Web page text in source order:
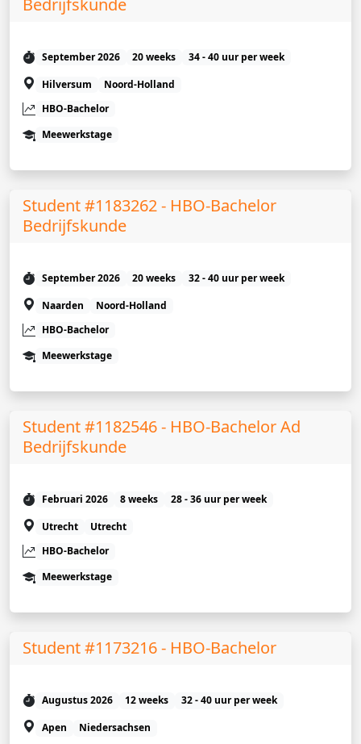
September 2026 20 weeks
34 - 40 uur per week
Hilversum
Noord-Holland
HBO-Bachelor
Meewerkstage
Student #1183262 - HBO-Bachelor
Bedrijfskunde
September 2026 20 weeks
32 - 40 uur per week
Naarden
Noord-Holland
HBO-Bachelor
Meewerkstage
Student #1182546 - HBO-Bachelor Ad
Bedrijfskunde
Februari 2026 8 weeks
28 - 36 uur per week
Utrecht
Utrecht
HBO-Bachelor
Meewerkstage
Student #1173216 - HBO-Bachelor
Augustus 2026 12 weeks
32 - 40 uur per week
Apen
Niedersachsen